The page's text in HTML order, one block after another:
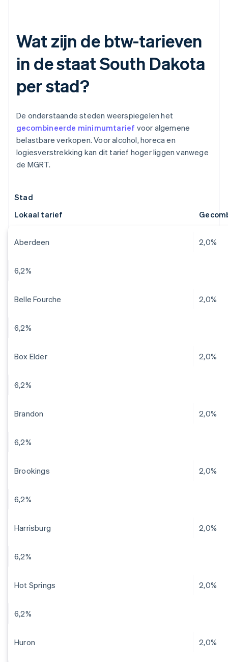
Wat zijn de btw-tarieven
in de staat South Dakota
per stad?
De onderstaande steden weerspiegelen het
gecombineerde minimumtarief voor algemene
belastbare verkopen. Voor alcohol, horeca en
logiesverstrekking kan dit tarief hoger liggen vanwege
de MGRT.
Stad
Lokaal tarief
Aberdeen 2,0%
6,2%
Belle Fourche 2,0%
6,2%
Box Elder 2,0%
6,2%
Brandon 2,0%
6,2%
Brookings 2,0%
6,2%
Harrisburg 2,0%
6,2%
Hot Springs 2,0%
6,2%
Huron 2,0%